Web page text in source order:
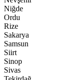
Niğde
Ordu
Rize
Sakarya
Samsun
Siirt
Sinop
Sivas